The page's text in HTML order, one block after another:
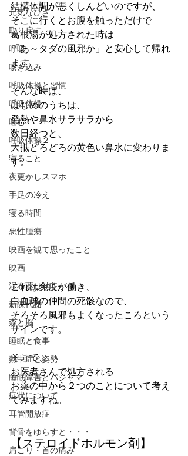
元気なひざ
取り戻す
呼吸
咳き込み
呼吸体操と習慣
呼吸体操
噛む
呼吸体操２
寝ること
夜更かしスマホ
手足の冷え
寝る時間
悪性腫瘍
映画を観て思ったこと
映画
湿布薬は効くか？
新陳代謝
森と脳
睡眠と食事
熱中症と姿勢
睡眠障害とパジャマ
症状について
耳管開放症
背骨をゆらすと・・・
肩こり・首の痛み
結構体調が悪くしんどいのですが、
そこに行くとお腹を触っただけで
葛根湯が処方された時は
「あ～タダの風邪か」と安心して帰れ
ます。
そんな時は、
はじめのうちは、
発熱や鼻水サラサラから
数日経つと、
大抵どろどろの黄色い鼻水に変わりま
す。
これは免疫が働き、
白血球の仲間の死骸なので、
そろそろ風邪もよくなったころという
サインです。
そこで、
お医者さんで処方される
お薬の中から２つのことについて考え
てみますね。
【ステロイドホルモン剤】